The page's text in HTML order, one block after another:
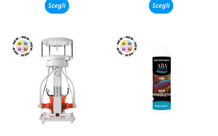
Scegli Scegli